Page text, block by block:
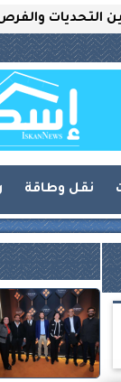
والفرص في
نقل وطاقة